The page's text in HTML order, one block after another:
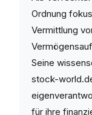
Ordnung
Vermittlung
Seine
stock-
für ihre